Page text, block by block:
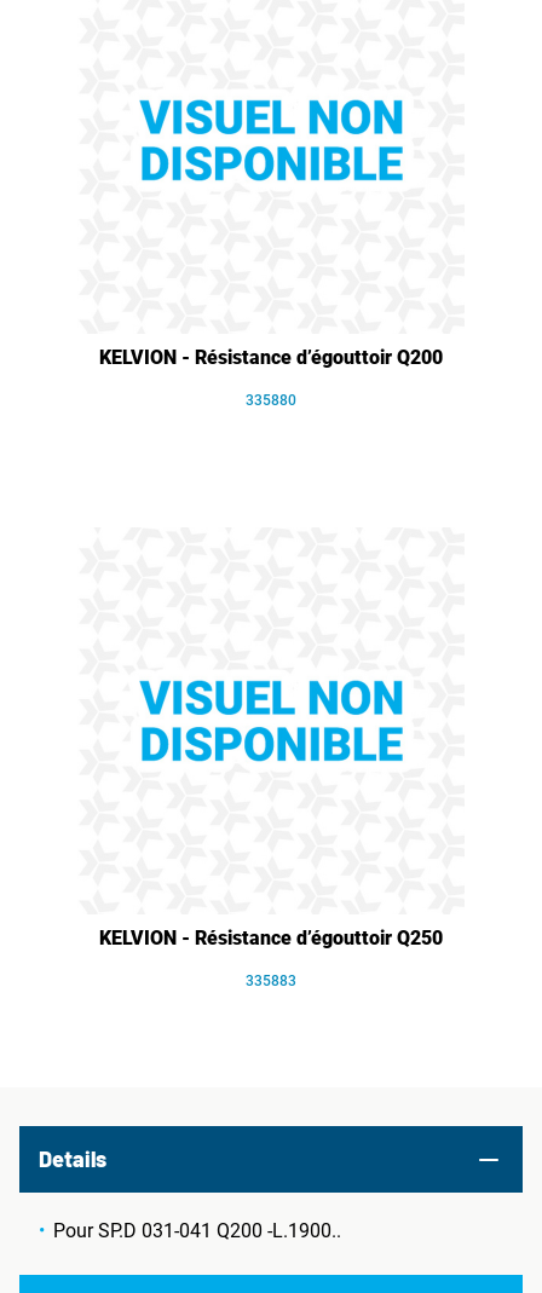
KELVION - Résistance d’égouttoir Q200
335880
KELVION - Résistance d’égouttoir Q250
335883
Details
Pour SP.D 031-041 Q200 -L.1900..